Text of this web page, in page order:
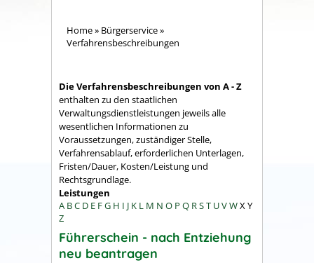
Home» Bürgerservice»
Verfahrensbeschreibungen
Die Verfahrensbeschreibungen von A - Z
enthalten zu den staatlichen
Verwaltungsdienstleistungen jeweils alle
wesentlichen Informationen zu
Voraussetzungen, zuständiger Stelle,
Verfahrensablauf, erforderlichen Unterlagen,
Fristen/Dauer, Kosten/Leistung und
Rechtsgrundlage.
Leistungen
A BC D E FG H I J K L M N O P Q RST UVWX Y
Z
Führerschein - nach Entziehung
neu beantragen